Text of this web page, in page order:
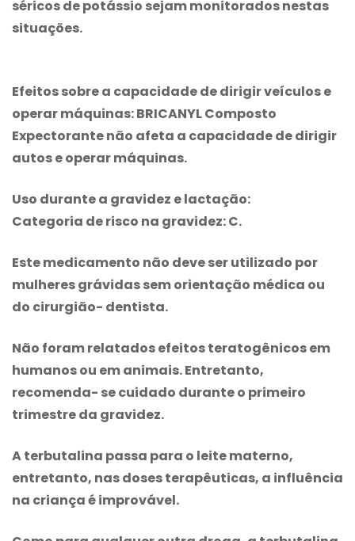
séricos de potássio sejam monitorados nestas
situações.
Efeitos sobre a capacidade de dirigir veículos e
operar máquinas:BRICANYL Composto
Expectorantenão afeta a capacidade de dirigir
autos e operar máquinas.
Uso durante a gravidez e lactação:
Categoria de risco na gravidez: C.
Este medicamento não deve ser utilizado por
mulheres grávidas sem orientação médica ou
do cirurgião- dentista.
Não foram relatados efeitos teratogênicos em
humanos ou em animais. Entretanto,
recomenda- se cuidado durante o primeiro
trimestre da gravidez.
A terbutalina passa para o leite materno,
entretanto, nas doses terapêuticas, a influência
na criança é improvável.